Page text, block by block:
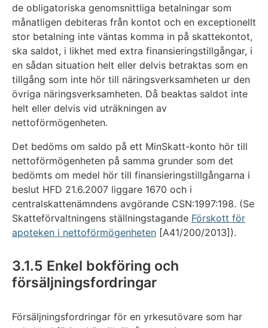
de obligatoriska genomsnittliga betalningar som
månatligen debiteras från kontot och en exceptionellt
stor betalning inte väntas komma in på skattekontot,
ska saldot, i likhet med extra finansieringstillgångar, i
en sådan situation helt eller delvis betraktas som en
tillgång som inte hör till näringsverksamheten ur den
övriga näringsverksamheten. Då beaktas saldot inte
helt eller delvis vid uträkningen av
nettoförmögenheten.
Det bedöms om saldo på ett MinSkatt-konto hör till
nettoförmögenheten på samma grunder som det
bedömts om medel hör till finansieringstillgångarna i
beslut HFD 21.6.2007 liggare 1670 och i
centralskattenämndens avgörande CSN:1997:198. (Se
Skatteförvaltningens ställningstagande Förskott för
apoteken i nettoförmögenheten [A41/200/2013]).
3.1.5 Enkel bokföring och
försäljningsfordringar
Försäljningsfordringar för en yrkesutövare som har